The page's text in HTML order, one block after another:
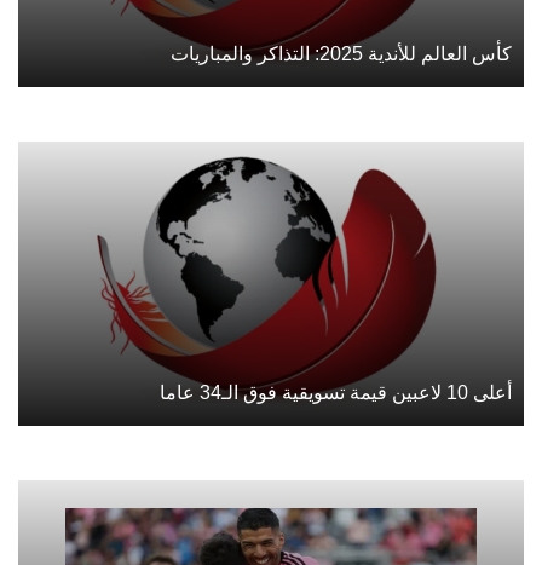
كأس العالم للأندية 2025: التذاكر والمباريات
أعلى 10 لاعبين قيمة تسويقية فوق الـ34 عاما